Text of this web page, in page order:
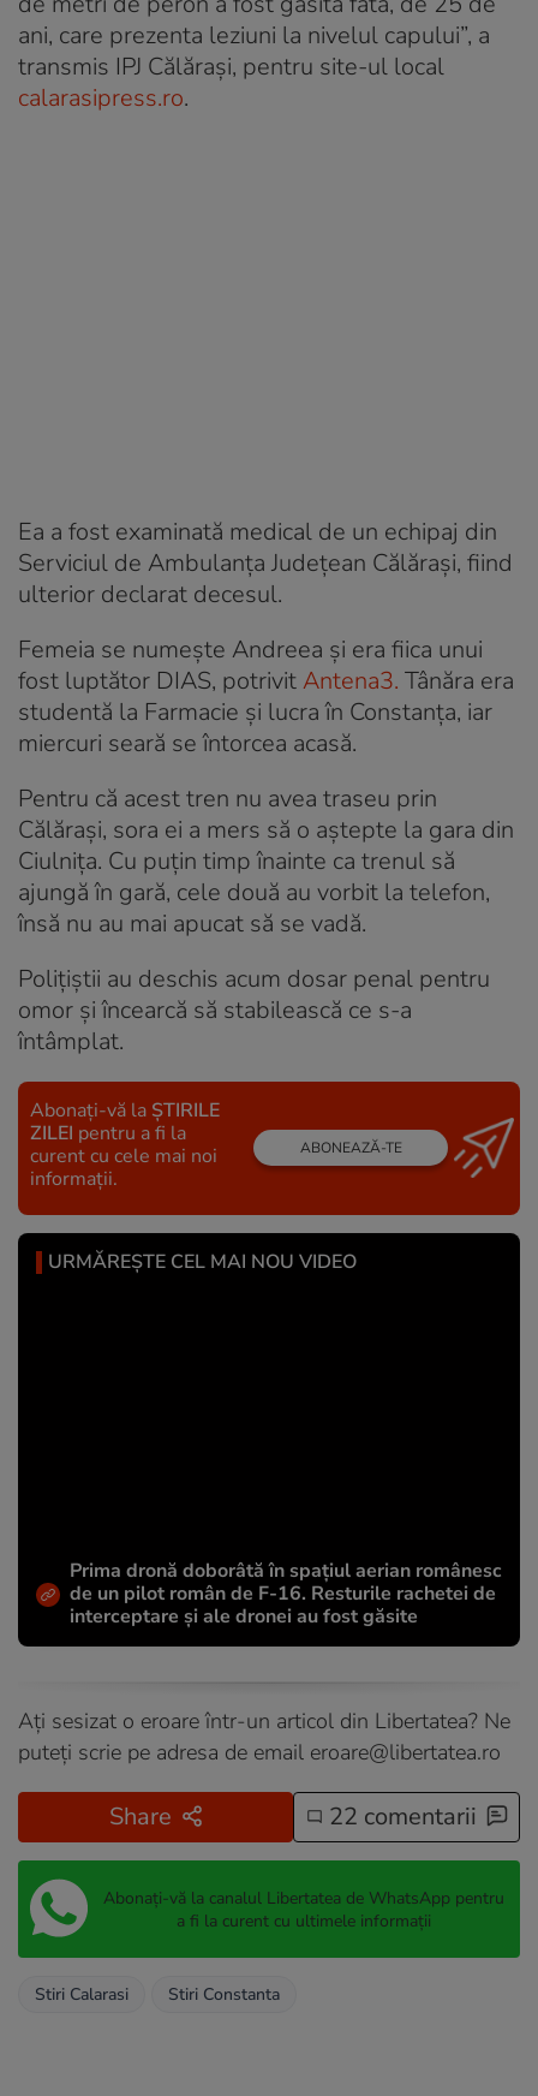
ani, care prezenta leziuni la nivelul capului”, a
transmis IPJ Călăraşi, pentru site-ul local
calarasipress.ro.
Ea a fost examinată medical de un echipaj din
Serviciul de Ambulanţa Judeţean Călăraşi, fiind
ulterior declarat decesul.
Femeia se numește Andreea și era fiica unui
fost luptător DIAS, potrivitAntena3. Tânăra era
studentă la Farmacie și lucra în Constanța, iar
miercuri seară se întorcea acasă.
Pentru că acest tren nu avea traseu prin
Călărași, sora ei a mers să o aștepte la gara din
Ciulnița. Cu puțin timp înainte ca trenul să
ajungă în gară, cele două au vorbit la telefon,
însă nu au mai apucat să se vadă.
Poliţiştii au deschis acum dosar penal pentru
omor şi încearcă să stabilească ce s-a
întâmplat.
Abonați-vă la ȘTIRILE
ZILEI pentru a fi la
curent cu cele mai noi
informații.
ABONEAZĂ-TE
URMĂREȘTE CEL MAI NOU VIDEO
Prima dronă doborâtă în spațiul aerian românesc
de un pilot român de F-16. Resturile rachetei de
interceptare și ale dronei au fost găsite
Ați sesizat o eroare într-un articol din Libertatea? Ne
puteți scrie pe adresa de email eroare@libertatea.ro
Share 22 comentarii
Abonați-vă la canalul Libertatea de WhatsApp pentru
a fi la curent cu ultimele informații
Stiri Calarasi Stiri Constanta